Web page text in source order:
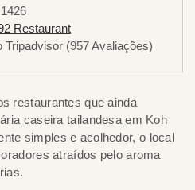
Restaurant
Tripadvisor (957 Avaliações)
restaurantes que ainda
caseira tailandesa em Koh
simples e acolhedor, o local
atraídos pelo aroma